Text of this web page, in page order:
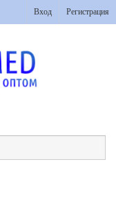
Вход Регистрация